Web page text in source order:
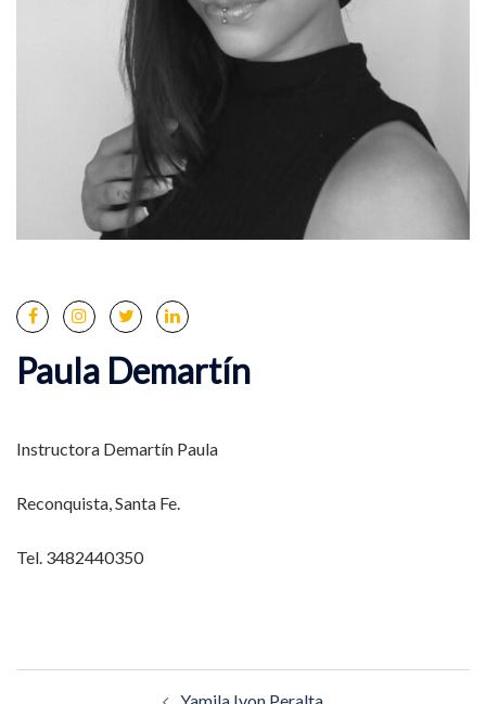
Paula Demartín
Instructora Demartín Paula
Reconquista, Santa Fe.
Tel. 3482440350